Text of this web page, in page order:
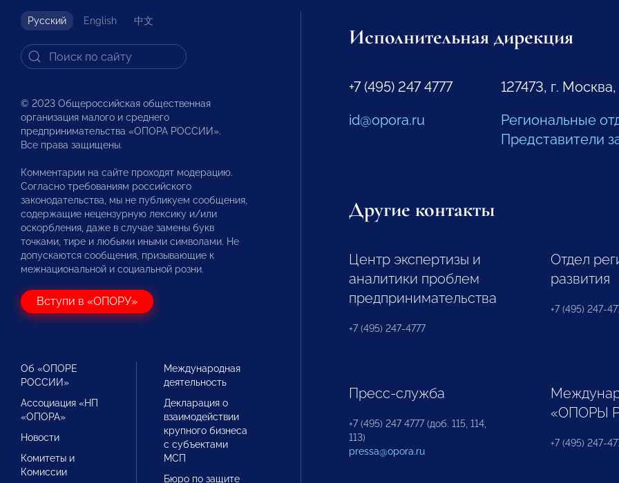
Русский English 中文
© 2023 Общероссийская общественная
организация малого и среднего
предпринимательства «ОПОРА РОССИИ».
Все права защищены.
Комментарии на сайте проходят модерацию.
Согласно требованиям российского
законодательства, мы не публикуем сообщения,
содержащие нецензурную лексику и/или
оскорбления, даже в случае замены букв
точками, тире и любыми иными символами. Не
допускаются сообщения, призывающие к
межнациональной и социальной розни.
Вступи в «ОПОРУ»
Об «ОПОРЕ
РОССИИ»
Ассоциация «НП
«ОПОРА»
Новости
Комитеты и
Комиссии
Международная
деятельность
Декларация о
взаимодействии
крупного бизнеса
с субъектами
МСП
Бюро по защите
Исполнительная дирекция
+7 (495) 247 4777
id@opora.ru
127473, г.
Региональные
Представители
Другие контакты
Центр экспертизы и
аналитики проблем
предпринимательства
+7 (495) 247-4777
Отдел
развития
+7 (495) 247-
Пресс-служба
+7 (495) 247 4777 (доб. 115, 114,
113)
pressa@opora.ru
«ОПОРЫ
+7 (495) 247-